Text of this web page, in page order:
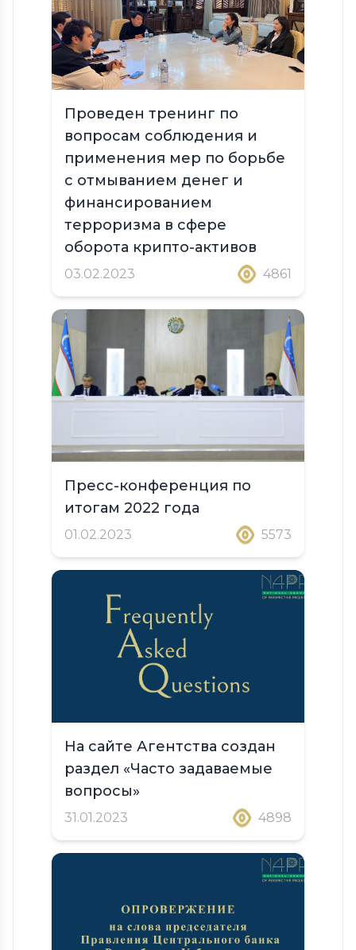
Проведен тренинг по
вопросам соблюдения и
применения мер по борьбе
с отмыванием денег и
финансированием
терроризма в сфере
оборота крипто-активов
03.02.2023 4861
Пресс-конференция по
итогам 2022 года
01.02.2023 5573
На сайте Агентства создан
раздел «Часто задаваемые
вопросы»
31.01.2023 4898